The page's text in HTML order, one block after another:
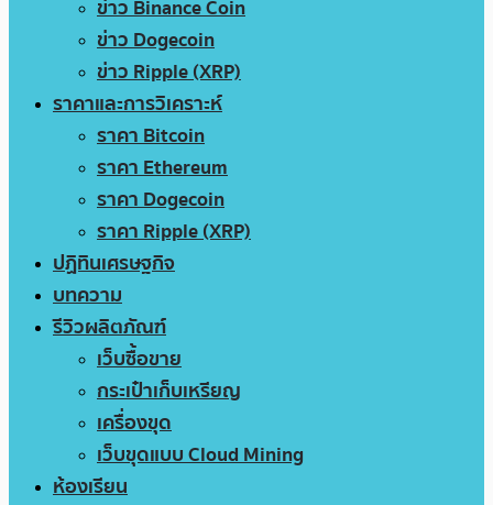
ข่าว Binance Coin
ข่าว Dogecoin
ข่าว Ripple (XRP)
ราคาและการวิเคราะห์
ราคา Bitcoin
ราคา Ethereum
ราคา Dogecoin
ราคา Ripple (XRP)
ปฏิทินเศรษฐกิจ
บทความ
รีวิวผลิตภัณฑ์
เว็บซื้อขาย
กระเป๋าเก็บเหรียญ
เครื่องขุด
เว็บขุดแบบ Cloud Mining
ห้องเรียน